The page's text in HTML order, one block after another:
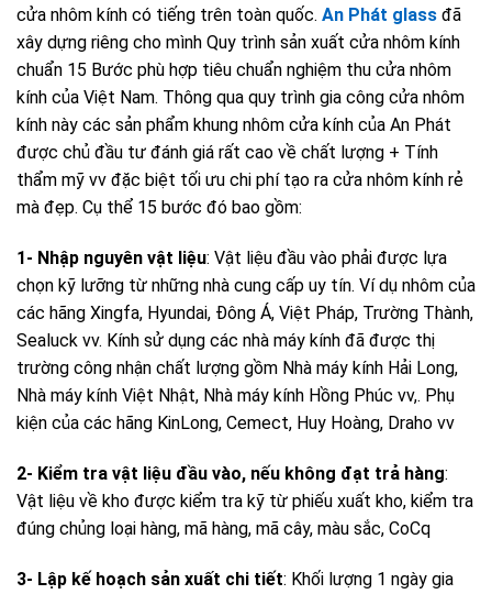
cửa nhôm kính có tiếng trên toàn quốc. An Phát glass đã
xây dựng riêng cho mình Quy trình sản xuất cửa nhôm kính
chuẩn 15 Bước phù hợp tiêu chuẩn nghiệm thu cửa nhôm
kính của Việt Nam. Thông qua quy trình gia công cửa nhôm
kính này các sản phẩm khung nhôm cửa kính của An Phát
được chủ đầu tư đánh giá rất cao về chất lượng + Tính
thẩm mỹ vv đặc biệt tối ưu chi phí tạo ra cửa nhôm kính rẻ
mà đẹp. Cụ thể 15 bước đó bao gồm:
1- Nhập nguyên vật liệu: Vật liệu đầu vào phải được lựa
chọn kỹ lưỡng từ những nhà cung cấp uy tín. Ví dụ nhôm của
các hãng Xingfa, Hyundai, Đông Á, Việt Pháp, Trường Thành,
Sealuck vv. Kính sử dụng các nhà máy kính đã được thị
trường công nhận chất lượng gồm Nhà máy kính Hải Long,
Nhà máy kính Việt Nhật, Nhà máy kính Hồng Phúc vv,. Phụ
kiện của các hãng KinLong, Cemect, Huy Hoàng, Draho vv
2- Kiểm tra vật liệu đầu vào, nếu không đạt trả hàng:
Vật liệu về kho được kiểm tra kỹ từ phiếu xuất kho, kiểm tra
đúng chủng loại hàng, mã hàng, mã cây, màu sắc, CoCq
3- Lập kế hoạch sản xuất chi tiết: Khối lượng 1 ngày gia